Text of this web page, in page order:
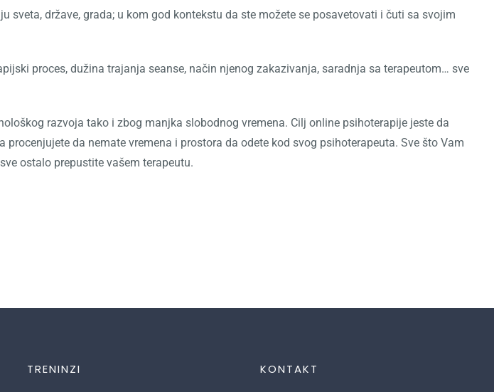
države, grada; u kom god kontekstu da ste možete se posavetovati i čuti sa svojim
proces, dužina trajanja seanse, način njenog zakazivanja, saradnja sa terapeutom… sve
razvoja tako i zbog manjka slobodnog vremena. Cilj online psihoterapije jeste da
da nemate vremena i prostora da odete kod svog psihoterapeuta. Sve što Vam
ostalo prepustite vašem terapeutu.
TRENINZI KONTAKT